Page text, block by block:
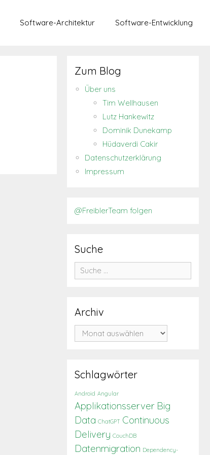
Software-Architektur Software-Entwicklung
Zum Blog
Über uns
Tim Wellhausen
Lutz Hankewitz
Dominik Dunekamp
Hüdaverdi Cakir
Datenschutzerklärung
Impressum
@FreiblerTeam folgen
Suche
Suche
nach:
Archiv
Archiv
Schlagwörter
Android Angular
Applikationsserver Big
Data ChatGPT Continuous
Delivery CouchDB
Datenmigration Dependency-